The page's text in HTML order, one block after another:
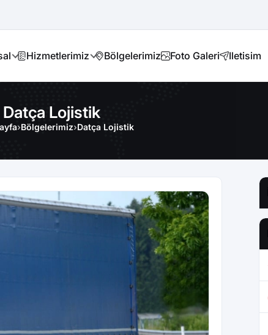
Hizmetlerimiz Bölgelerimiz Foto Galeri Iletisim
Datça Lojistik
›Bölgelerimiz›Datça Lojistik